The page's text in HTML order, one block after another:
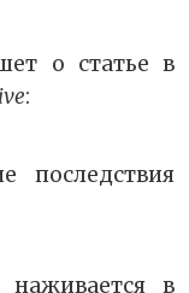
о статье в
:
последствия
в